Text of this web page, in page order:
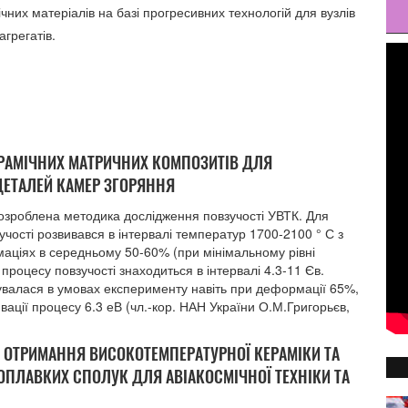
матеріалів на базі прогресивних технологій для вузлів
МАТРИЧНИХ КОМПОЗИТІВ ДЛЯ
КАМЕР ЗГОРЯННЯ
методика дослідження повзучості УВТК. Для
розвивався в інтервалі температур 1700-2100 ° С з
в середньому 50-60% (при мінімальному рівні
повзучості знаходиться в інтервалі 4.3-11 Єв.
в умовах експерименту навіть при деформації 65%,
процесу 6.3 еВ (чл.-кор. НАН України О.М.Григорьєв,
ВИСОКОТЕМПЕРАТУРНОЇ КЕРАМІКИ ТА
СПОЛУК ДЛЯ АВІАКОСМІЧНОЇ ТЕХНІКИ ТА